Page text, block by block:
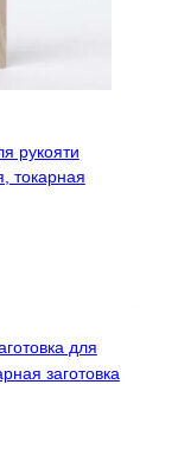
рукояти
токарная